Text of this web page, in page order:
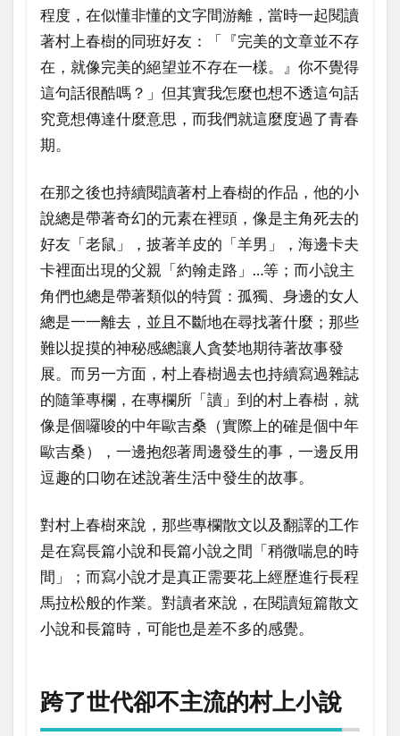
程度，在似懂非懂的文字間游離，當時一起閱讀
著村上春樹的同班好友：「『完美的文章並不存
在，就像完美的絕望並不存在一樣。』你不覺得
這句話很酷嗎？」但其實我怎麼也想不透這句話
究竟想傳達什麼意思，而我們就這麼度過了青春
期。
在那之後也持續閱讀著村上春樹的作品，他的小
說總是帶著奇幻的元素在裡頭，像是主角死去的
好友「老鼠」，披著羊皮的「羊男」，海邊卡夫
卡裡面出現的父親「約翰走路」…等；而小說主
角們也總是帶著類似的特質：孤獨、身邊的女人
總是一一離去，並且不斷地在尋找著什麼；那些
難以捉摸的神秘感總讓人貪婪地期待著故事發
展。而另一方面，村上春樹過去也持續寫過雜誌
的隨筆專欄，在專欄所「讀」到的村上春樹，就
像是個囉唆的中年歐吉桑（實際上的確是個中年
歐吉桑），一邊抱怨著周邊發生的事，一邊反用
逗趣的口吻在述說著生活中發生的故事。
對村上春樹來說，那些專欄散文以及翻譯的工作
是在寫長篇小說和長篇小說之間「稍微喘息的時
間」；而寫小說才是真正需要花上經歷進行長程
馬拉松般的作業。對讀者來說，在閱讀短篇散文
小說和長篇時，可能也是差不多的感覺。
跨了世代卻不主流的村上小說